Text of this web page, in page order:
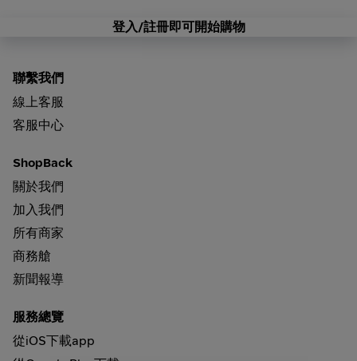
登入/註冊即可開始購物
聯繫我們
線上客服
客服中心
ShopBack
關於我們
加入我們
所有商家
商務艙
新聞報導
服務總覽
從iOS下載app